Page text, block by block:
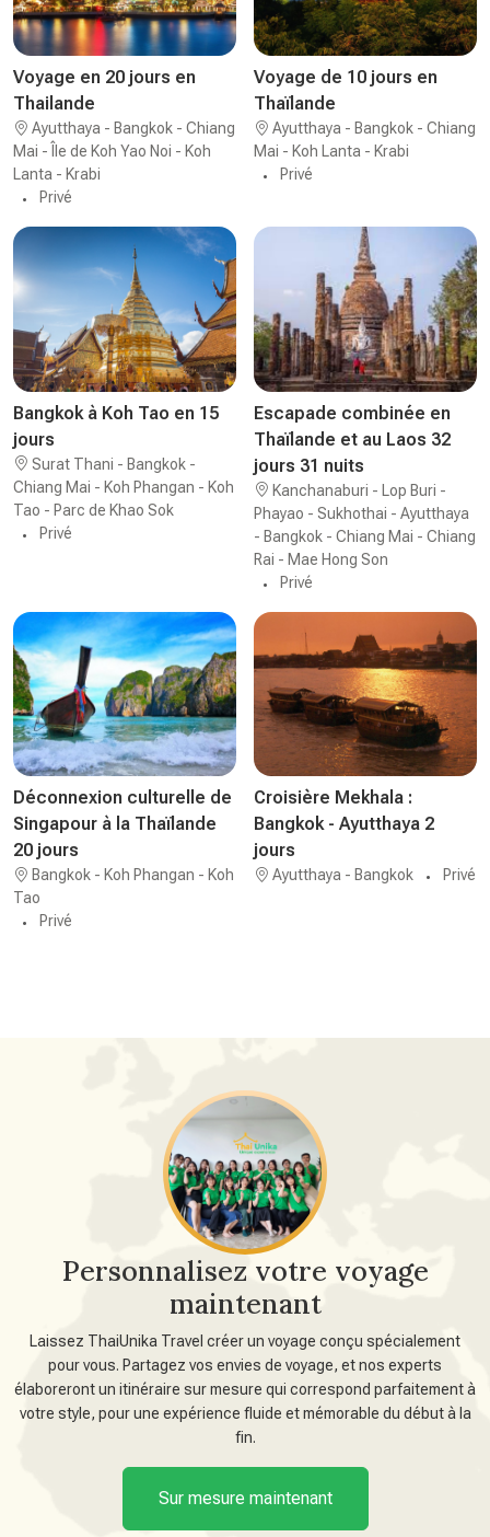
Voyage en 20 jours en
Thailande
Ayutthaya - Bangkok - Chiang
Mai - Île de Koh Yao Noi - Koh
Lanta - Krabi
Privé
Voyage de 10 jours en
Thaïlande
Ayutthaya - Bangkok - Chiang
Mai - Koh Lanta - Krabi
Privé
Bangkok à Koh Tao en 15
jours
Surat Thani - Bangkok -
Chiang Mai - Koh Phangan - Koh
Tao - Parc de Khao Sok
Privé
Escapade combinée en
Thaïlande et au Laos 32
jours 31 nuits
Kanchanaburi - Lop Buri -
Phayao - Sukhothai - Ayutthaya
- Bangkok - Chiang Mai - Chiang
Rai - Mae Hong Son
Privé
Déconnexion culturelle de
Singapour à la Thaïlande
20 jours
Bangkok - Koh Phangan - Koh
Tao
Privé
Croisière Mekhala :
Bangkok - Ayutthaya 2
jours
Ayutthaya - Bangkok Privé
Personnalisez votre voyage
maintenant
Laissez ThaiUnika Travel créer un voyage conçu spécialement
pour vous. Partagez vos envies de voyage, et nos experts
élaboreront un itinéraire sur mesure qui correspond parfaitement à
votre style, pour une expérience fluide et mémorable du début à la
fin.
Sur mesure maintenant